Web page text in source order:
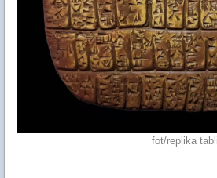
fot/replika tablicy